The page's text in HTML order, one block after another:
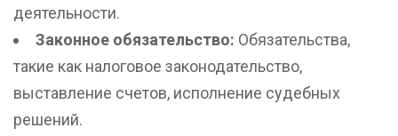
деятельности.
Законное обязательство: Обязательства,
такие как налоговое законодательство,
выставление счетов, исполнение судебных
решений.